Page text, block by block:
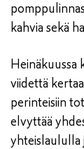
kahvia sekä
Heinäkuussa
viidettä
perinteisiin
elvyttää
yhteislaululla